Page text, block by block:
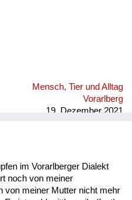
Mensch, Tier und Alltag
Vorarlberg
19. Dezember 2021
im Vorarlberger Dialekt
noch von meiner
von meiner Mutter nicht mehr